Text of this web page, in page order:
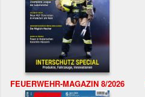
FEUERWEHR-MAGAZIN 8/2026